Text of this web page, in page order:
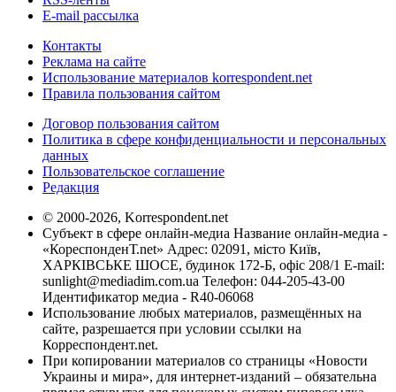
E-mail рассылка
Контакты
Реклама на сайте
Использование материалов korrespondent.net
Правила пользования сайтом
Договор пользования сайтом
Политика в сфере конфиденциальности и персональных
данных
Пользовательское соглашение
Редакция
© 2000-2026, Korrespondent.net
Субъект в сфере онлайн-медиа Название онлайн-медиа -
«КореспонденТ.net» Адрес: 02091, місто Київ,
ХАРКІВСЬКЕ ШОСЕ, будинок 172-Б, офіс 208/1 E-mail:
sunlight@mediadim.com.ua Телефон: 044-205-43-00
Идентификатор медиа - R40-06068
Использование любых материалов, размещённых на
сайте, разрешается при условии ссылки на
Корреспондент.net.
При копировании материалов со страницы «Новости
Украины и мира», для интернет-изданий – обязательна